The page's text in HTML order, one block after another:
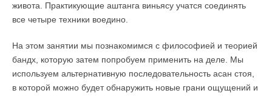
живота. Практикующие аштанга виньясу учатся соединять
все четыре техники воедино.
На этом занятии мы познакомимся с философией и теорией
бандх, которую затем попробуем применить на деле. Мы
используем альтернативную последовательность асан стоя,
в которой можно будет обнаружить новые грани ощущений и